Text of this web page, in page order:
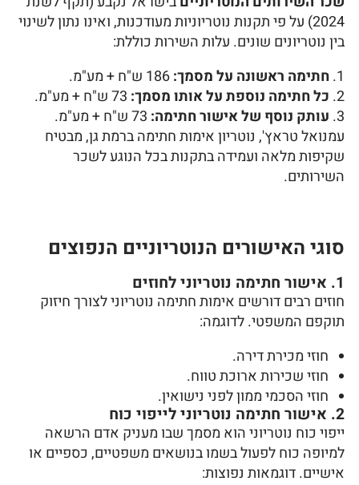
2024) על פי תקנות נוטריוניות מעודכנות, ואינו נתון לשינוי
בין נוטריונים שונים. עלות השירות כוללת:
חתימה ראשונה על מסמך:
כל חתימה נוספת על אותו מסמך:
עותק נוסף של אישור חתימה:
עמנואל טראץ', נוטריון אימות חתימה ברמת גן, מבטיח
שקיפות מלאה ועמידה בתקנות בכל הנוגע לשכר
השירותים.
סוגי האישורים הנוטריוניים הנפוצים
1. אישור חתימה נוטריוני לחוזים
חוזים רבים דורשים אימות חתימה נוטריוני לצורך חיזוק
תוקפם המשפטי. לדוגמה:
חוזי מכירת דירה.
חוזי שכירות ארוכת טווח.
חוזי הסכמי ממון לפני נישואין.
2. אישור חתימה נוטריוני לייפוי כוח
ייפוי כוח נוטריוני הוא מסמך שבו מעניק אדם הרשאה
למיופה כוח לפעול בשמו בנושאים משפטיים, כספיים או
אישיים. דוגמאות נפוצות: